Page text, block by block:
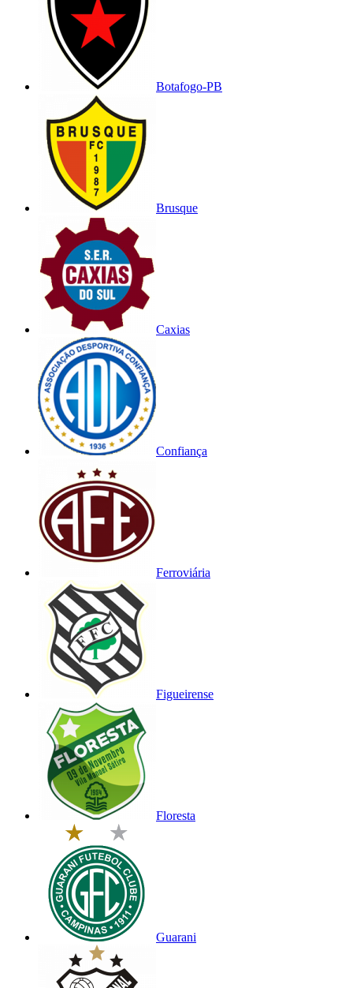
Botafogo-PB
Brusque
Caxias
Confiança
Ferroviária
Figueirense
Floresta
Guarani